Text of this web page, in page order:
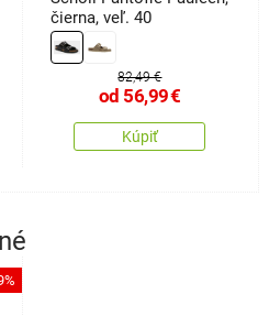
čierna, veľ. 40
82,49 €
od 56,99€
Kúpiť